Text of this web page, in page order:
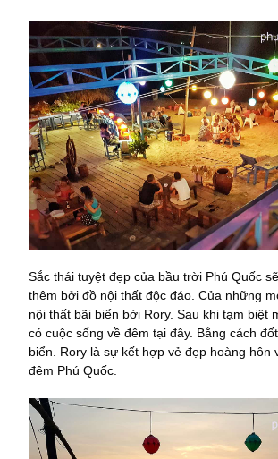
Sắc thái tuyệt đẹp của bầu trời Phú Quốc
thêm bởi đồ nội thất độc đáo. Của những
nội thất bãi biển bởi Rory. Sau khi tạm biệt
có cuộc sống về đêm tại đây. Bằng cách
biển. Rory là sự kết hợp vẻ đẹp hoàng hôn
đêm Phú Quốc.